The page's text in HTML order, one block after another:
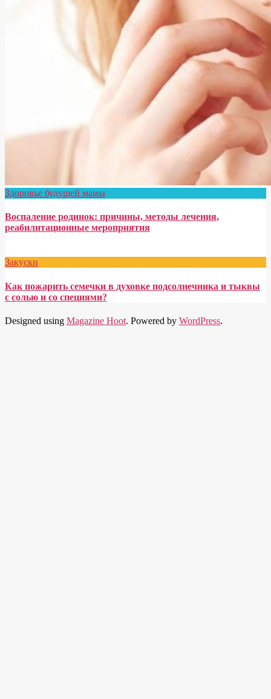
Здоровье будущей мамы
Воспаление родинок: причины, методы лечения,
реабилитационные мероприятия
Закуски
Как пожарить семечки в духовке подсолнечника и тыквы
с солью и со специями?
Designed using Magazine Hoot. Powered by WordPress.